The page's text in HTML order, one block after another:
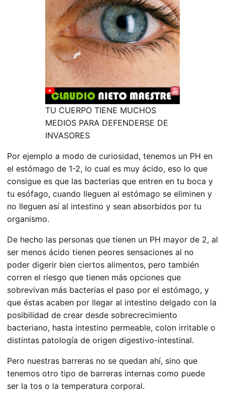
TU CUERPO TIENE MUCHOS
MEDIOS PARA DEFENDERSE DE
INVASORES
Por ejemplo a modo de curiosidad, tenemos un PH en
el estómago de 1-2, lo cual es muy ácido, eso lo que
consigue es que las bacterias que entren en tu boca y
tu esófago, cuando lleguen al estómago se eliminen y
no lleguen así al intestino y sean absorbidos por tu
organismo.
De hecho las personas que tienen un PH mayor de 2, al
ser menos ácido tienen peores sensaciones al no
poder digerir bien ciertos alimentos, pero también
corren el riesgo que tienen más opciones que
sobrevivan más bacterias el paso por el estómago, y
que éstas acaben por llegar al intestino delgado con la
posibilidad de crear desde sobrecrecimiento
bacteriano, hasta intestino permeable, colon irritable o
distintas patología de origen digestivo-intestinal.
Pero nuestras barreras no se quedan ahí, sino que
tenemos otro tipo de barreras internas como puede
ser la tos o la temperatura corporal.